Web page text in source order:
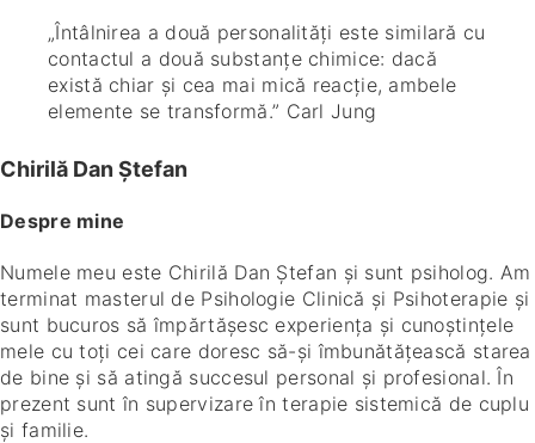
„Întâlnirea a două personalități este similară cu
contactul a două substanțe chimice: dacă
există chiar și cea mai mică reacție, ambele
elemente se transformă.” Carl Jung
Chirilă Dan Ștefan
Despre mine
Numele meu este Chirilă Dan Ștefan și sunt psiholog. Am
terminat masterul de Psihologie Clinică și Psihoterapie și
sunt bucuros să împărtășesc experiența și cunoștințele
mele cu toți cei care doresc să-și îmbunătățească starea
de bine și să atingă succesul personal și profesional. În
prezent sunt în supervizare în terapie sistemică de cuplu
și familie.